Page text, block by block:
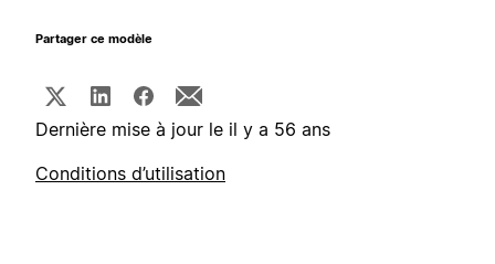
Partager ce modèle
Dernière mise à jour le il y a 56 ans
Conditions d’utilisation